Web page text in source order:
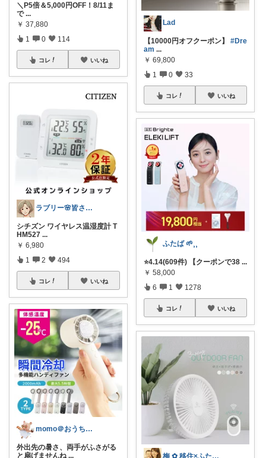
＼P5倍＆5,000円OFF！8/11ま
で ...
￥ 37,880
1 0 114
コレ いいね
ラブリー🌸皆さんありがとう
シチズン ワイヤレス温湿度計 T
HM527 ...
￥ 6,980
1 2 494
コレ いいね
momo＠おうち大好き💛
外出先の暑さ、両手がふさがる
と扇げませんね ...
Lad
【10000円オフクーポン】 #Dre
am ...
￥ 69,800
1 0 33
コレ いいね
ふたば 🌱⸒⸒
⭐️4.14(609件) 【クーポンで38 ...
￥ 58,000
6 1 1278
コレ いいね